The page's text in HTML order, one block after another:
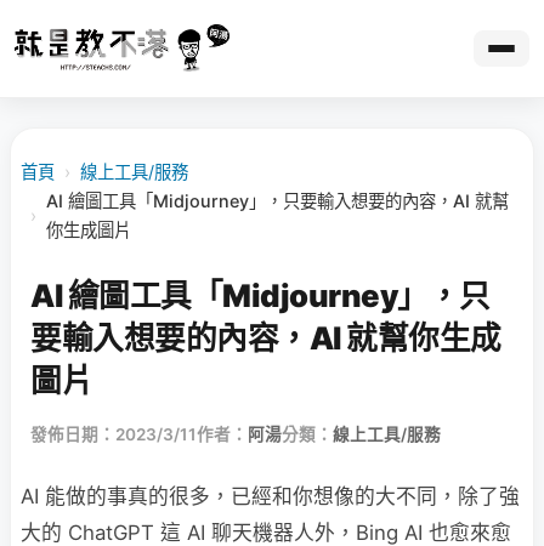
首頁 › 線上工具/服務
›
AI 繪圖工具「Midjourney」，只要輸入想要的內容，AI 就幫
你生成圖片
AI 繪圖工具「Midjourney」，只
要輸入想要的內容，AI 就幫你生成
圖片
發佈日期：2023/3/11作者： 阿湯分類： 線上工具/服務
AI 能做的事真的很多，已經和你想像的大不同，除了強
大的 ChatGPT 這 AI 聊天機器人外，Bing AI 也愈來愈